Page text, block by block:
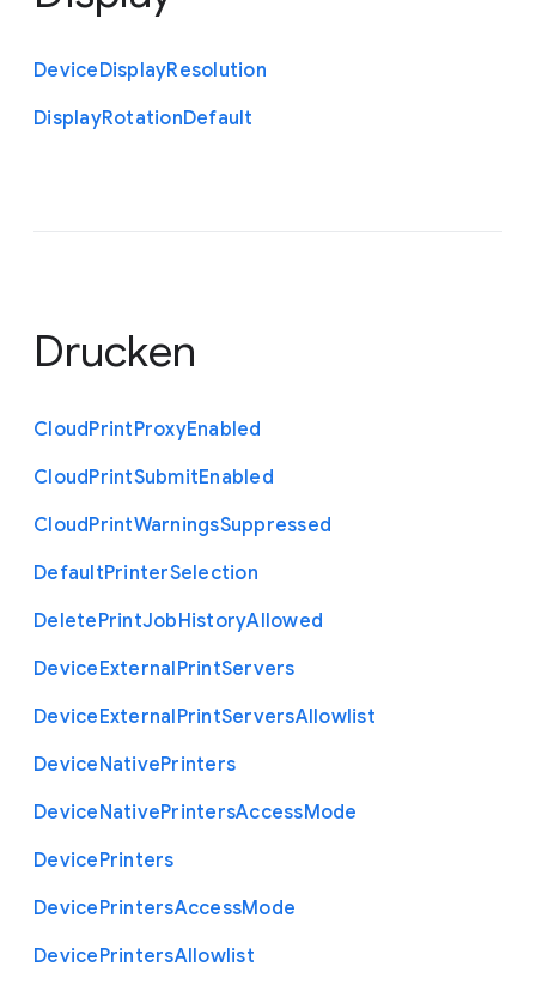
DeviceDisplayResolution
DisplayRotationDefault
Drucken
CloudPrintProxyEnabled
CloudPrintSubmitEnabled
CloudPrintWarningsSuppressed
DefaultPrinterSelection
DeletePrintJobHistoryAllowed
DeviceExternalPrintServers
DeviceExternalPrintServersAllowlist
DeviceNativePrinters
DeviceNativePrintersAccessMode
DevicePrinters
DevicePrintersAccessMode
DevicePrintersAllowlist